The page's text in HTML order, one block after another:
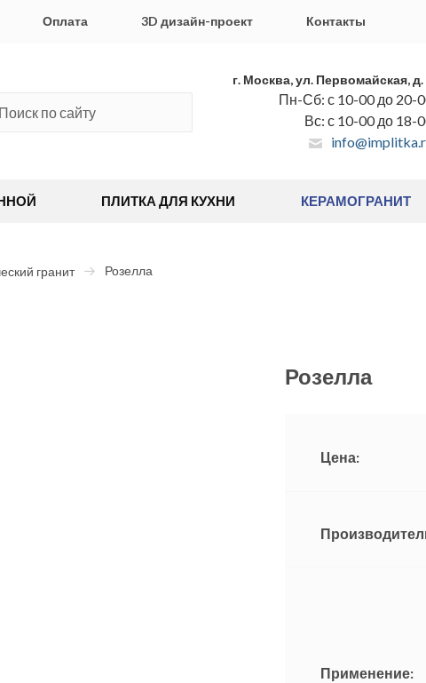
Оплата 3D дизайн-проект Контакты
г. Москва, ул. Первомайская, д.
Пн-Сб: с 10-00 до 20-
Вс: с 10-00 до 18-
ПЛИТКА ДЛЯ КУХНИ КЕРАМОГРАНИТ
гранит Розелла
Розелла
Цена:
Применение: